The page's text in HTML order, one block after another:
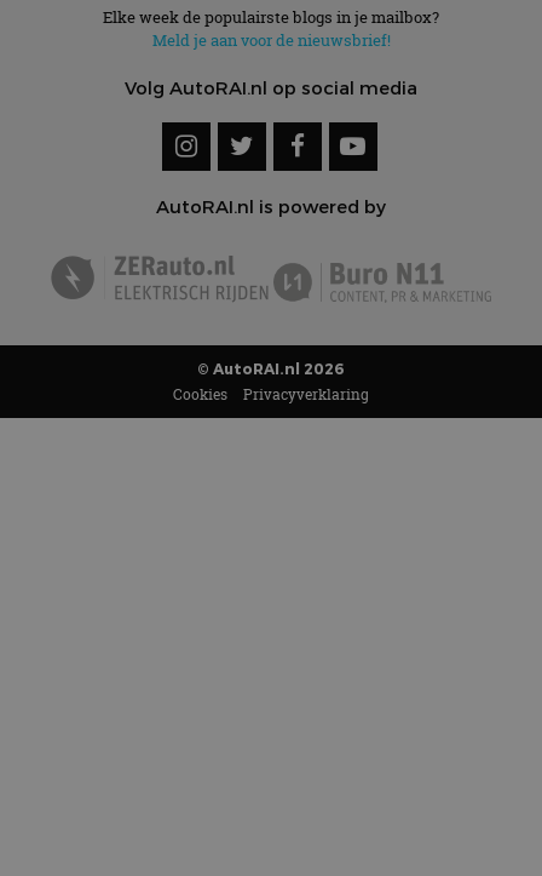
Elke week de populairste blogs in je mailbox?
Meld je aan voor de nieuwsbrief!
Volg AutoRAI.nl op social media
AutoRAI.nl is powered by
© AutoRAI.nl 2026
Cookies Privacyverklaring